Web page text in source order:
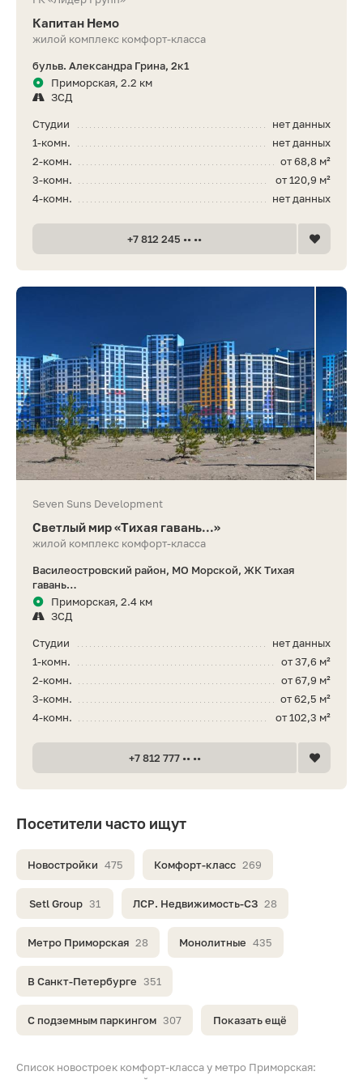
Список новостроек комфорт-класса у метро Приморская:
Посетители часто ищут
Новостройки 475 Комфорт-класс 269
Setl Group 31 ЛСР. Недвижимость-СЗ 28
Метро Приморская 28 Монолитные 435
В Санкт-Петербурге 351
С подземным паркингом 307 Показать ещё
Капитан Немо
жилой комплекс комфорт-класса
бульв. Александра Грина, 2к1
Приморская, 2.2 км
ЗСД
нет данных
Студии
нет данных
1-комн.
от 68,8 м²
2-комн.
от 120,9 м²
3-комн.
нет данных
4-комн.
+7 812 245 •• ••
Seven Suns Development
Светлый мир «Тихая гавань...»
жилой комплекс комфорт-класса
Василеостровский район, МО Морской, ЖК Тихая
гавань…
Приморская, 2.4 км
ЗСД
нет данных
Студии
от 37,6 м²
1-комн.
от 67,9 м²
2-комн.
от 62,5 м²
3-комн.
от 102,3 м²
4-комн.
+7 812 777 •• ••